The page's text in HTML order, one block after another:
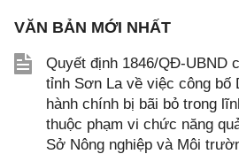
VĂN BẢN MỚI NHẤT
Quyết định 1846/QĐ-UBND
tỉnh Sơn La về việc công bố
hành chính bị bãi bỏ trong
thuộc phạm vi chức năng
Sở Nông nghiệp và Môi